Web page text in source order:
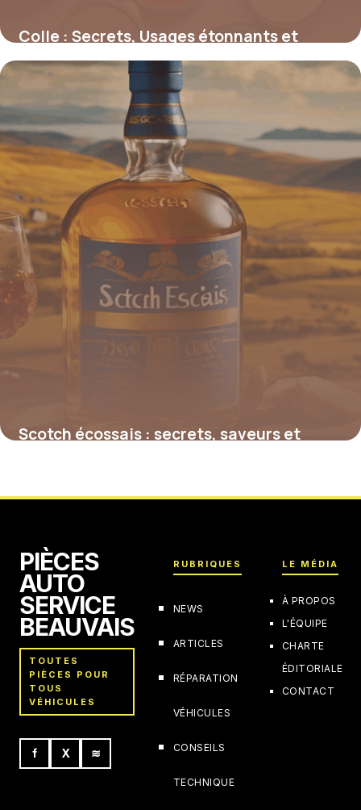
Colle : Secrets, Usages étonnants et
Innovations adhésives
Scotch écossais : secrets, saveurs et
PIÈCES
AUTO
SERVICE
BEAUVAIS
TOUTES
PIÈCES POUR
TOUS
VÉHICULES
f X ≋
RUBRIQUES
NEWS
ARTICLES
RÉPARATION
VÉHICULES
CONSEILS
TECHNIQUE
LE MÉDIA
À PROPOS
L'ÉQUIPE
CHARTE
ÉDITORIALE
CONTACT